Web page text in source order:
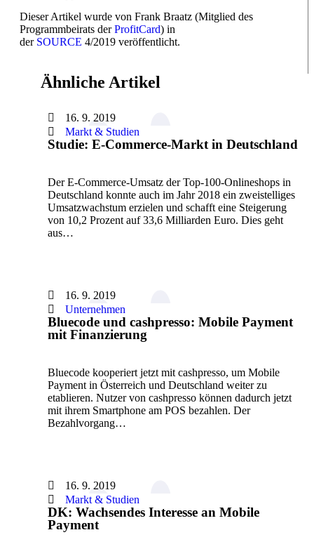
Dieser Artikel wurde von Frank Braatz (Mitglied des
Programmbeirats derProfitCard) in
der SOURCE 4/2019 veröffentlicht.
Ähnliche Artikel
16. 9. 2019
Markt & Studien
Studie: E-Commerce-Markt in Deutschland
Der E-Commerce-Umsatz der Top-100-Onlineshops in
Deutschland konnte auch im Jahr 2018 ein zweistelliges
Umsatzwachstum erzielen und schafft eine Steigerung
von 10,2 Prozent auf 33,6 Milliarden Euro. Dies geht
aus…
16. 9. 2019
Unternehmen
Bluecode und cashpresso: Mobile Payment
mit Finanzierung
Bluecode kooperiert jetzt mit cashpresso, um Mobile
Payment in Österreich und Deutschland weiter zu
etablieren. Nutzer von cashpresso können dadurch jetzt
mit ihrem Smartphone am POS bezahlen. Der
Bezahlvorgang…
16. 9. 2019
Markt & Studien
DK: Wachsendes Interesse an Mobile
Payment